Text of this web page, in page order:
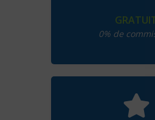
0% de
Choisir ce
Boostez